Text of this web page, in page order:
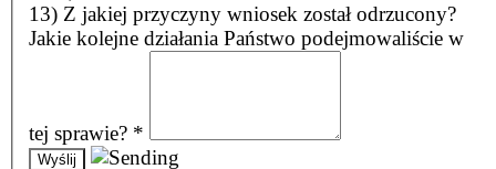
13) Z jakiej przyczyny wniosek został odrzucony?
Jakie kolejne działania Państwo podejmowaliście w
tej sprawie? *